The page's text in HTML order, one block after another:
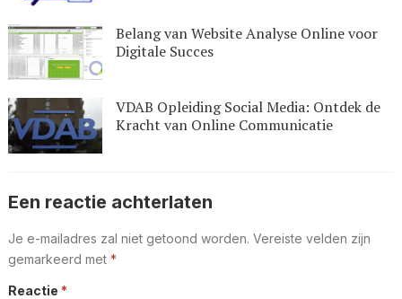
Belang van Website Analyse Online voor
Digitale Succes
VDAB Opleiding Social Media: Ontdek de
Kracht van Online Communicatie
Een reactie achterlaten
Je e-mailadres zal niet getoond worden. Vereiste velden zijn
gemarkeerd met *
Reactie *